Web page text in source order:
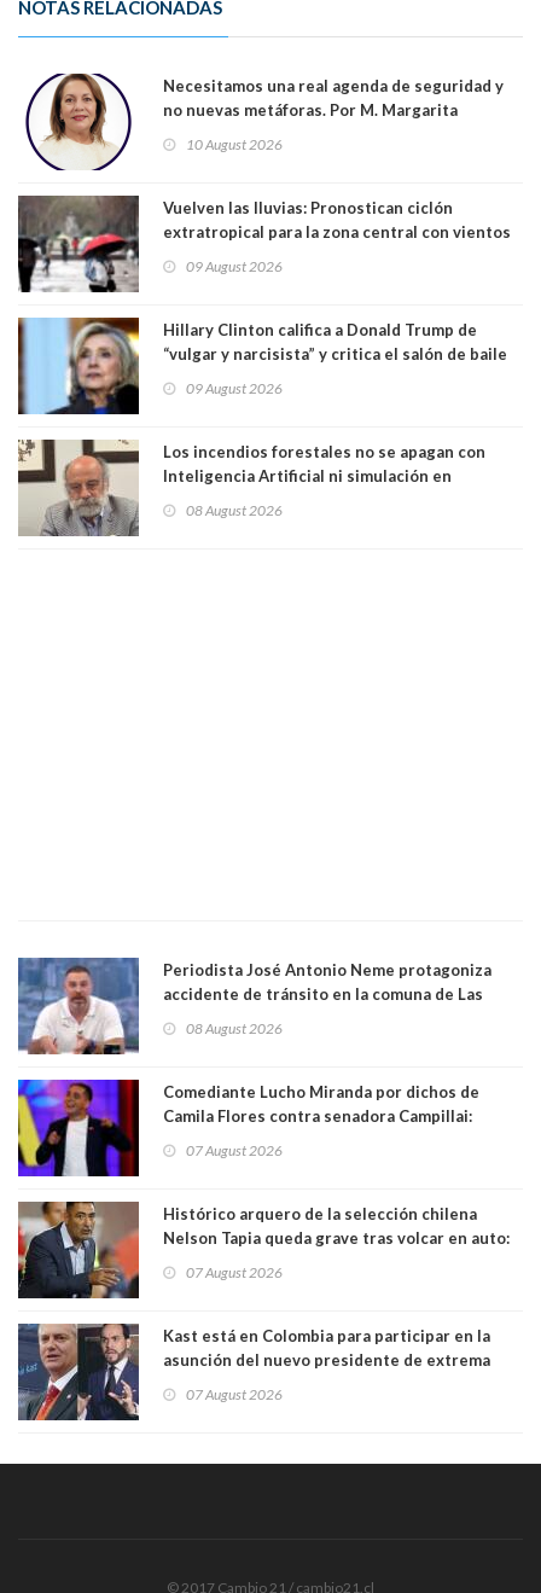
NOTAS RELACIONADAS
Necesitamos una real agenda de seguridad y
no nuevas metáforas. Por M. Margarita
10 August 2026
Vuelven las lluvias: Pronostican ciclón
extratropical para la zona central con vientos
09 August 2026
Hillary Clinton califica a Donald Trump de
“vulgar y narcisista” y critica el salón de baile
casa. Y la está destruyendo”
09 August 2026
Los incendios forestales no se apagan con
Inteligencia Artificial ni simulación en
Magister en Asentamientos Humanos PUC
08 August 2026
Periodista José Antonio Neme protagoniza
accidente de tránsito en la comuna de Las
08 August 2026
Comediante Lucho Miranda por dichos de
Camila Flores contra senadora Campillai:
forma de quitar dignidad"
07 August 2026
Histórico arquero de la selección chilena
Nelson Tapia queda grave tras volcar en auto:
07 August 2026
Kast está en Colombia para participar en la
asunción del nuevo presidente de extrema
07 August 2026
© 2017 Cambio 21 / cambio21.cl